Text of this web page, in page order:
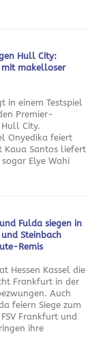
Hull City:
mit makelloser
in einem Testspiel
Premier-
City.
Onyedika feiert
Kaua Santos liefert
Elye Wahi
Fulda siegen in
Steinbach
Remis
Hessen Kassel die
Frankfurt in der
Auch
feiern Siege zum
Frankfurt und
ihre